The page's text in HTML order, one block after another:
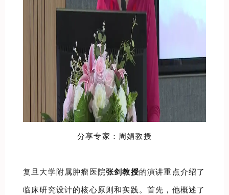
分享专家：周娟教授
复旦大学附属肿瘤医院张剑教授的演讲重点介绍了
临床研究设计的核心原则和实践。首先，他概述了